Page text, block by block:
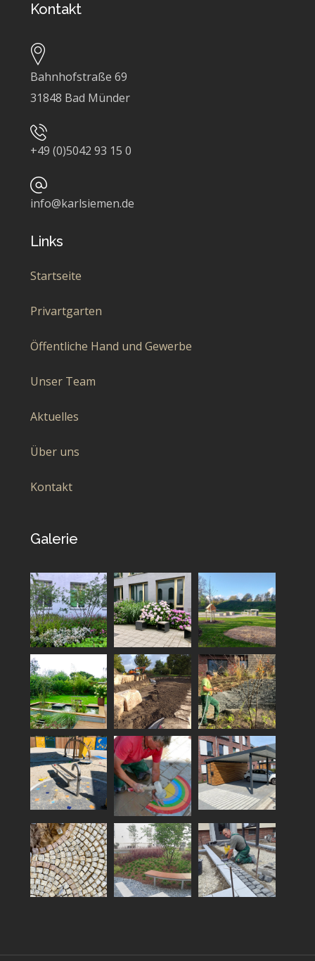
Kontakt
Bahnhofstraße 69
31848 Bad Münder
+49 (0)5042 93 15 0
info@karlsiemen.de
Links
Startseite
Privartgarten
Öffentliche Hand und Gewerbe
Unser Team
Aktuelles
Über uns
Kontakt
Galerie